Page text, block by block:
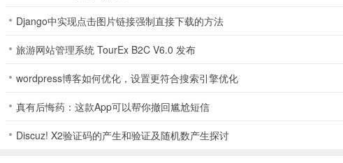
Django中实现点击图片链接强制直接下载的方法
旅游网站管理系统 TourEx B2C V6.0 发布
wordpress博客如何优化，设置更符合搜索引擎优化
真有后悔药：这款App可以帮你撤回尴尬短信
Discuz! X2验证码的产生和验证及随机数产生探讨